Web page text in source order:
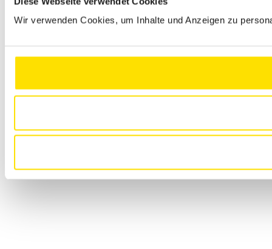
Wir verwenden Cookies, um Inhalte und Anzeigen zu